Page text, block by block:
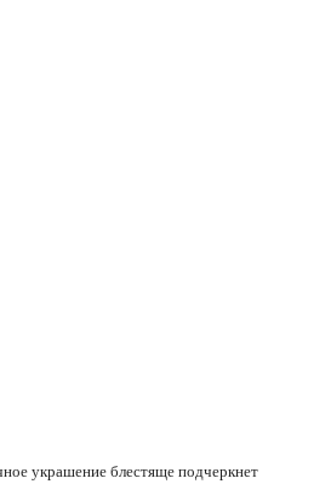
украшение блестяще подчеркнет